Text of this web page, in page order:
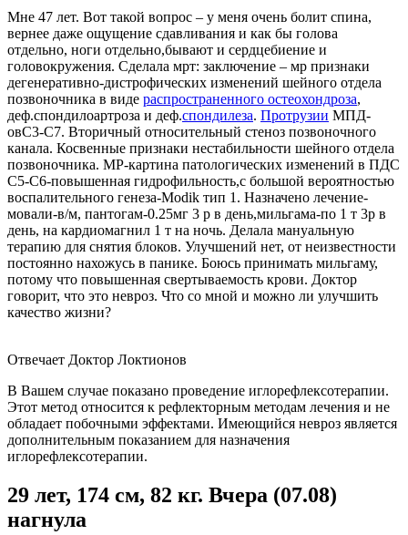
Мне 47 лет. Вот такой вопрос – у меня очень болит спина,
вернее даже ощущение сдавливания и как бы голова
отдельно, ноги отдельно,бывают и сердцебиение и
головокружения. Сделала мрт: заключение – мр признаки
дегенеративно-дистрофических изменений шейного отдела
позвоночника в виде распространенного остеохондроза,
деф.спондилоартроза и деф.спондилеза. Протрузии МПД-
овС3-С7. Вторичный относительный стеноз позвоночного
канала. Косвенные признаки нестабильности шейного отдела
позвоночника. МР-картина патологических изменений в ПДС
С5-С6-повышенная гидрофильность,с большой вероятностью
воспалительного генеза-Modik тип 1. Назначено лечение-
мовали-в/м, пантогам-0.25мг 3 р в день,мильгама-по 1 т 3р в
день, на кардиомагнил 1 т на ночь. Делала мануальную
терапию для снятия блоков. Улучшений нет, от неизвестности
постоянно нахожусь в панике. Боюсь принимать мильгаму,
потому что повышенная свертываемость крови. Доктор
говорит, что это невроз. Что со мной и можно ли улучшить
качество жизни?
Отвечает Доктор Локтионов
В Вашем случае показано проведение иглорефлексотерапии.
Этот метод относится к рефлекторным методам лечения и не
обладает побочными эффектами. Имеющийся невроз является
дополнительным показанием для назначения
иглорефлексотерапии.
29 лет, 174 см, 82 кг. Вчера (07.08)
нагнула